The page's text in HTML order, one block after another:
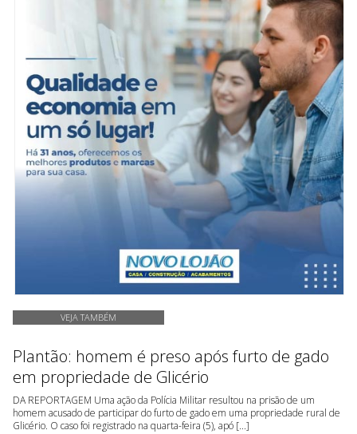
VEJA TAMBÉM
Plantão: homem é preso após furto de gado
em propriedade de Glicério
DA REPORTAGEM Uma ação da Polícia Militar resultou na prisão de um
homem acusado de participar do furto de gado em uma propriedade rural de
Glicério. O caso foi registrado na quarta-feira (5), apó [...]